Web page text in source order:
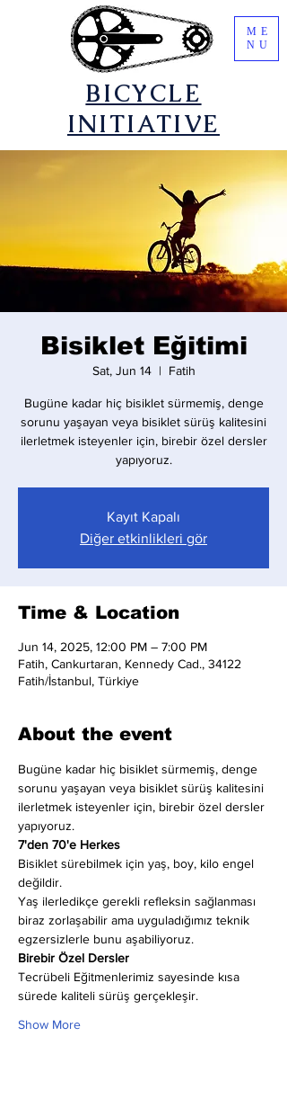
​BICYCLE
INITIATIVE
ME
NU
Bisiklet Eğitimi
Sat, Jun 14
  |
Fatih
Bugüne kadar hiç bisiklet sürmemiş, denge
sorunu yaşayan veya bisiklet sürüş kalitesini
ilerletmek isteyenler için, birebir özel dersler
yapıyoruz.
Kayıt Kapalı
Diğer etkinlikleri gör
Time & Location
Jun 14, 2025, 12:00 PM – 7:00 PM
Fatih, Cankurtaran, Kennedy Cad., 34122
Fatih/İstanbul, Türkiye
About the event
Bugüne kadar hiç bisiklet sürmemiş, denge
sorunu yaşayan veya bisiklet sürüş kalitesini
ilerletmek isteyenler için, birebir özel dersler
yapıyoruz.
7'den 70'e Herkes
Bisiklet sürebilmek için yaş, boy, kilo engel
değildir.
Yaş ilerledikçe gerekli refleksin sağlanması
biraz zorlaşabilir ama uyguladığımız teknik
egzersizlerle bunu aşabiliyoruz.
Birebir Özel Dersler
Tecrübeli Eğitmenlerimiz sayesinde kısa
sürede kaliteli sürüş gerçekleşir.
Show More